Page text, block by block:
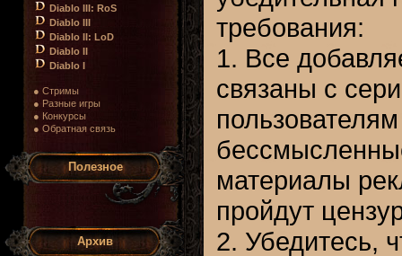
Diablo III: RoS
Diablo III
Diablo II: LoD
Diablo II
Diablo I
● Стримы
● Разные игры
● Конкурсы
● Обратная связь
Полезное
Архив
требования:
1. Все
связаны с
материалы
пройдут
2. Убедитесь,